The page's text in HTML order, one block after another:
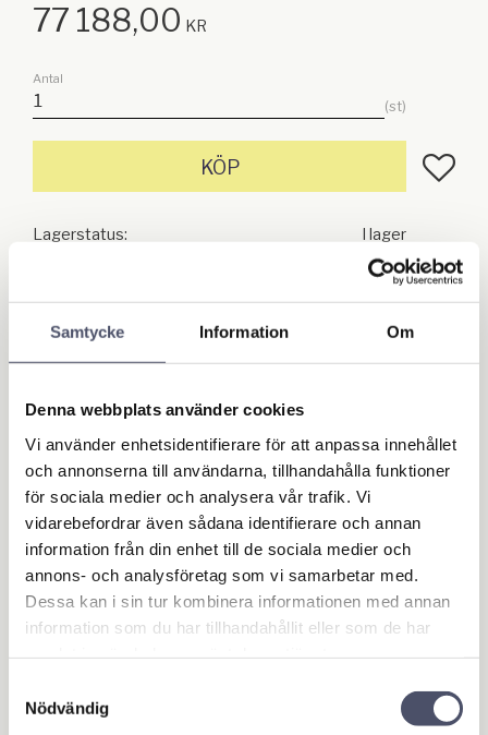
Samtycke Information Om
Denna webbplats använder cookies
Vi använder enhetsidentifierare för att anpassa innehållet
och annonserna till användarna, tillhandahålla funktioner
för sociala medier och analysera vår trafik. Vi
vidarebefordrar även sådana identifierare och annan
information från din enhet till de sociala medier och
annons- och analysföretag som vi samarbetar med.
Dessa kan i sin tur kombinera informationen med annan
information som du har tillhandahållit eller som de har
Nödvändig
77 188,00 KR
Antal
st
KÖP Lägg
Lagerstatus
I lager
AWB4-45
ram för tung användning.
Kraftöverförings växellåda.
Huvudbrytare med jordfelsbrytare.
Utrustad med digitala mätare som indikerar volt,
frekvens och generator-gångtimmar.
Kan även omkopplas till enfas utgång.
Behov på K-axel: 73 kW